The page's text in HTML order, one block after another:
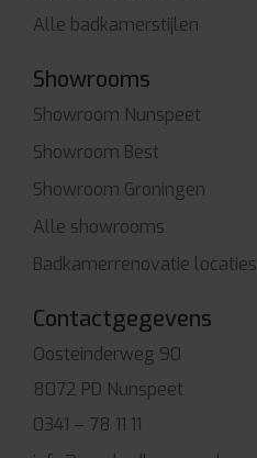
Alle badkamerstijlen
Showrooms
Showroom Nunspeet
Showroom Best
Showroom Groningen
Alle showrooms
Badkamerrenovatie locaties
Contactgegevens
Oosteinderweg 90
8072 PD Nunspeet
0341 – 78 11 11